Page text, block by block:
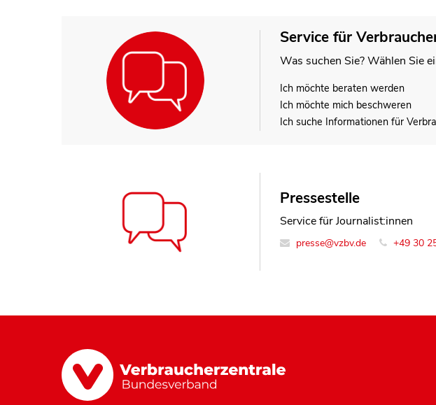
Service für
Was suchen Sie? Wählen Sie
Ich möchte beraten werden
Ich möchte mich beschweren
Ich suche Informationen für
Pressestelle
Service für Journalist:innen
presse@vzbv.de +49 30